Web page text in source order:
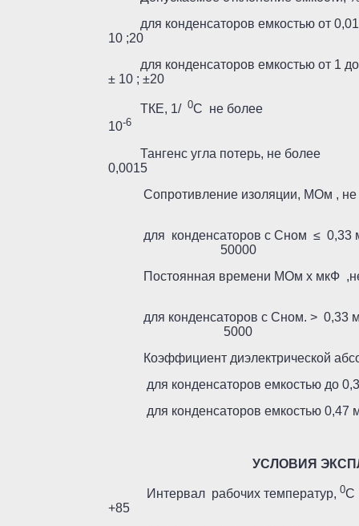
для конденсаторов емкостью
10 ;20
для конденсаторов емкостью
± 10 ; ±20
ТКЕ, 1/ 0С не
10-6
Тангенс угла
0,0015
Сопротивление изоляции,
для конденсаторов с Сном ≤ 0,33
50000
Постоянная времени МОм
для конденсаторов с Сном. > 0,33
5000
Коэффициент диэлектрической
для конденсаторов
для конденсаторов
УСЛОВИЯ
Интервал рабочих температур, 0
+85